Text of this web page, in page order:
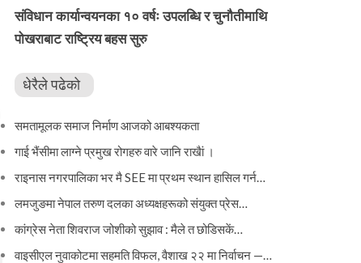
संविधान कार्यान्वयनका १० वर्षः उपलब्धि र चुनौतीमाथि
पोखराबाट राष्ट्रिय बहस सुरु
धेरैले पढेको
समतामूलक समाज निर्माण आजको आबश्यकता
गाई भैंसीमा लाग्ने प्रमुख रोगहरु वारे जानि राखैां ।
राइनास नगरपालिका भर मै SEE मा प्रथम स्थान हासिल गर्न…
लमजुङमा नेपाल तरुण दलका अध्यक्षहरूको संयुक्त प्रेस…
कांग्रेस नेता शिवराज जोशीको सुझाव : मैले त छोडिसकें…
वाइसीएल नुवाकोटमा सहमति विफल, वैशाख २२ मा निर्वाचन —…